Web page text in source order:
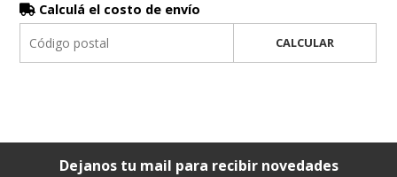
Calculá el costo de envío
CALCULAR
Dejanos tu mail para recibir novedades